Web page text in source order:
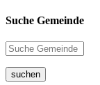
Suche Gemeinde
suchen